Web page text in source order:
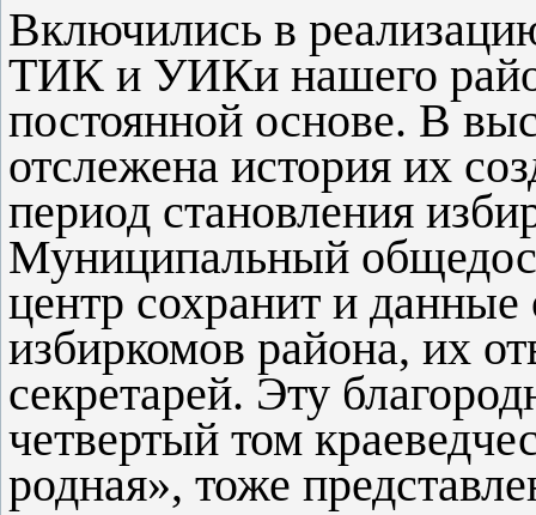
Включились в
ТИК и УИКи нашего
постоянной основе. В
отслежена история их
период становления
Муниципальный
центр сохранит и
избиркомов района, их
секретарей. Эту
четвертый том
родная», тоже